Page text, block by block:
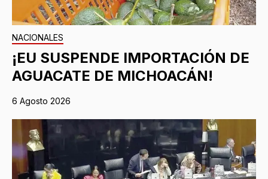
NACIONALES
¡EU SUSPENDE IMPORTACIÓN DE
AGUACATE DE MICHOACÁN!
6 Agosto 2026